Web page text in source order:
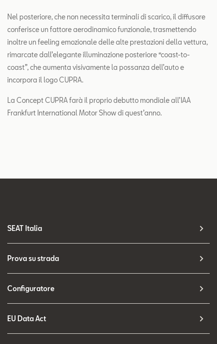
Nel posteriore, che non necessita terminali di scarico, il diffusore
conferisce un fattore aerodinamico funzionale, trasmettendo
inoltre un feeling emozionale delle alte prestazioni della vettura,
rimarcate dall’elegante illuminazione posteriore “coast-to-
coast”, che aumenta visivamente la possanza dell’auto e
incorpora il logo CUPRA.
La Concept CUPRA farà il proprio debutto mondiale all’IAA
Frankfurt International Motor Show di quest’anno.
SEAT Italia
Prova su strada
Configuratore
EU Data Act